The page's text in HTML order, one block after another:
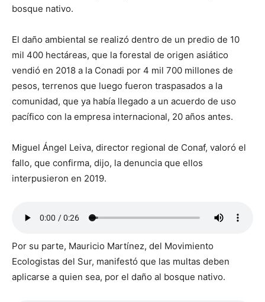
bosque nativo.
El daño ambiental se realizó dentro de un predio de 10
mil 400 hectáreas, que la forestal de origen asiático
vendió en 2018 a la Conadi por 4 mil 700 millones de
pesos, terrenos que luego fueron traspasados a la
comunidad, que ya había llegado a un acuerdo de uso
pacífico con la empresa internacional, 20 años antes.
Miguel Ángel Leiva, director regional de Conaf, valoró el
fallo, que confirma, dijo, la denuncia que ellos
interpusieron en 2019.
Por su parte, Mauricio Martínez, del Movimiento
Ecologistas del Sur, manifestó que las multas deben
aplicarse a quien sea, por el daño al bosque nativo.